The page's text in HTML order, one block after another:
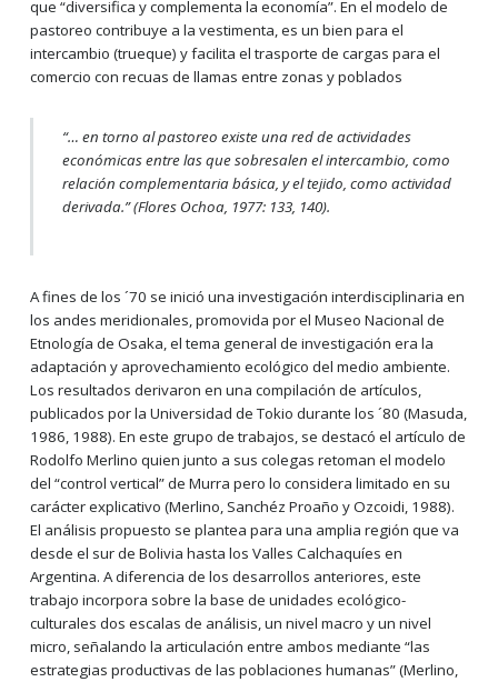
que “diversifica y complementa la economía”. En el modelo de
pastoreo contribuye a la vestimenta, es un bien para el
intercambio (trueque) y facilita el trasporte de cargas para el
comercio con recuas de llamas entre zonas y poblados
“…en torno al pastoreo existe una red de actividades
económicas entre las que sobresalen el intercambio, como
relación complementaria básica, y el tejido, como actividad
derivada.” (Flores Ochoa, 1977: 133, 140).
A fines de los ´70 se inició una investigación interdisciplinaria en
los andes meridionales, promovida por el Museo Nacional de
Etnología de Osaka, el tema general de investigación era la
adaptación y aprovechamiento ecológico del medio ambiente.
Los resultados derivaron en una compilación de artículos,
publicados por la Universidad de Tokio durante los ´80 (Masuda,
1986, 1988). En este grupo de trabajos, se destacó el artículo de
Rodolfo Merlino quien junto a sus colegas retoman el modelo
del “control vertical” de Murra pero lo considera limitado en su
carácter explicativo (Merlino, Sanchéz Proaño y Ozcoidi, 1988).
El análisis propuesto se plantea para una amplia región que va
desde el sur de Bolivia hasta los Valles Calchaquíes en
Argentina. A diferencia de los desarrollos anteriores, este
trabajo incorpora sobre la base de unidades ecológico-
culturales dos escalas de análisis, un nivel macro y un nivel
micro, señalando la articulación entre ambos mediante “las
estrategias productivas de las poblaciones humanas” (Merlino,